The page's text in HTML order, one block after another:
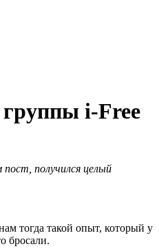
i-Free
получился целый
тогда такой опыт, который у
бросали.